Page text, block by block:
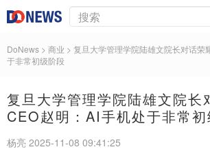
DoNews > 商业 > 复旦大学管理学院陆雄文院长对话荣
于非常初级阶段
复旦大学管理学院陆雄文院长
CEO赵明：AI手机处于非常
杨亮 2025-11-08 09:41:25